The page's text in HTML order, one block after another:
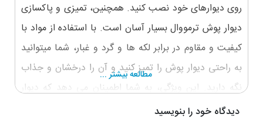
روی دیوارهای خود نصب کنید. همچنین، تمیزی و پاکسازی
دیوار پوش ترمووال بسیار آسان است. با استفاده از مواد با
کیفیت و مقاوم در برابر لکه ها و گرد و غبار، شما میتوانید
به راحتی دیوار پوش را تمیز کنید و آن را درخشان و جذاب
نگه دارید. این ویژگی، به شما اطمینان می دهد که دیوار
پوش ترمووال برای مدت طولانی زمان ماندگاری خواهد
مطالعه بیشتر ...
دیدگاه خود را بنویسید